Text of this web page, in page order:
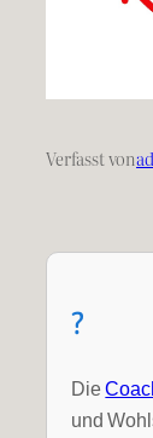
Verfasst von
?
Die
und